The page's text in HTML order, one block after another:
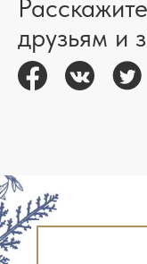
друзьям и